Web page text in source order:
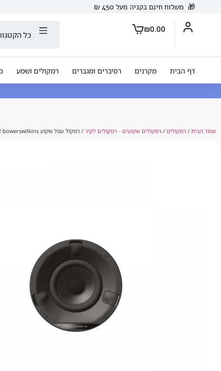
🎁 משלוח חינם בקניה מעל 450 ₪
₪0.00
כל
דף הבית מקרנים רסיברים ומגברים רמקולים ושמע
עמוד הבית / רמקולים / רמקולים שקועים - רמקולים לקיר / רמקול עגול שקוע BWCCM632 bowerswilkins